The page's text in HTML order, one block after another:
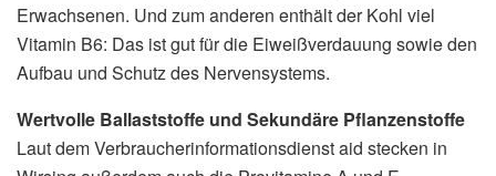
Erwachsenen. Und zum anderen enthält der Kohl viel
Vitamin B6: Das ist gut für die Eiweißverdauung sowie den
Aufbau und Schutz des Nervensystems.
Wertvolle Ballaststoffe und Sekundäre Pflanzenstoffe
Laut dem Verbraucherinformationsdienst aid stecken in